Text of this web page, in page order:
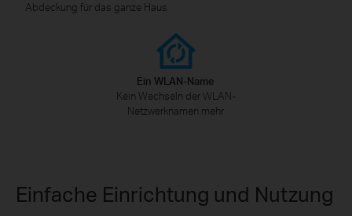
Abdeckung für das ganze Haus
Ein WLAN-Name
Kein Wechseln der WLAN-
Netzwerknamen mehr
Einfache Einrichtung und Nutzung